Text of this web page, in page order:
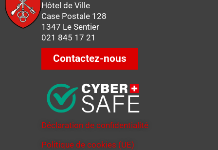
Hôtel de Ville
Case Postale 128
1347 Le Sentier
021 845 17 21
Contactez-nous
Déclaration de confidentialité
Politique de cookies (UE)